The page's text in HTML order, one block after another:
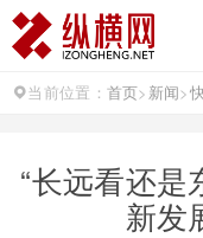
当前位置： 首页> 新闻>
“长远看还
新发